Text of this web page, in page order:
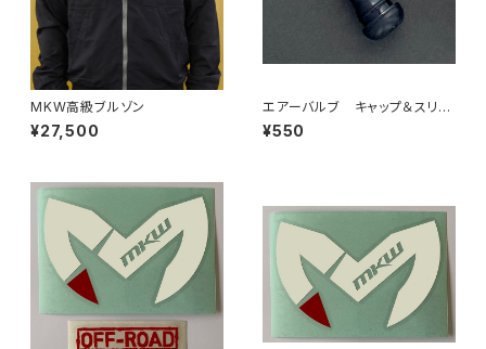
MKW高級ブルゾン
¥27,500
エアーバルブ キャップ＆スリー
ブ：クローム
¥550